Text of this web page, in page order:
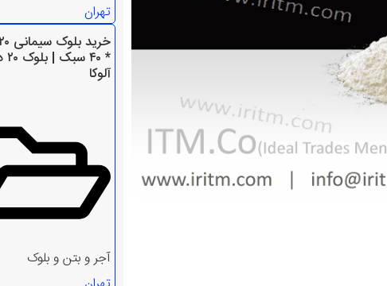
تهران
آلوکا
آجر و بتن و بلوک